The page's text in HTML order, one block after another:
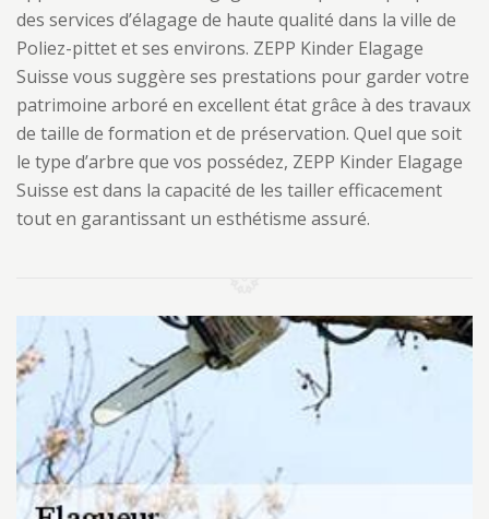
des services d’élagage de haute qualité dans la ville de
Poliez-pittet et ses environs. ZEPP Kinder Elagage
Suisse vous suggère ses prestations pour garder votre
patrimoine arboré en excellent état grâce à des travaux
de taille de formation et de préservation. Quel que soit
le type d’arbre que vos possédez, ZEPP Kinder Elagage
Suisse est dans la capacité de les tailler efficacement
tout en garantissant un esthétisme assuré.